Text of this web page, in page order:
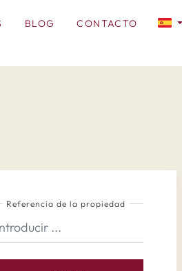
BLOG CONTACTO
Referencia de la propiedad